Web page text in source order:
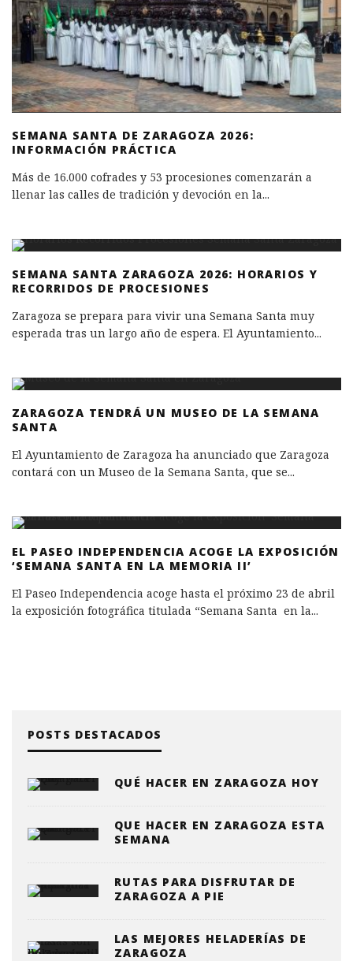
SEMANA SANTA DE ZARAGOZA 2026:
INFORMACIÓN PRÁCTICA
Más de 16.000 cofrades y 53 procesiones comenzarán a
llenar las calles de tradición y devoción en la...
SEMANA SANTA ZARAGOZA 2026: HORARIOS Y
RECORRIDOS DE PROCESIONES
Zaragoza se prepara para vivir una Semana Santa muy
esperada tras un largo año de espera. El Ayuntamiento...
ZARAGOZA TENDRÁ UN MUSEO DE LA SEMANA
SANTA
El Ayuntamiento de Zaragoza ha anunciado que Zaragoza
contará con un Museo de la Semana Santa, que se...
EL PASEO INDEPENDENCIA ACOGE LA EXPOSICIÓN
‘SEMANA SANTA EN LA MEMORIA II’
El Paseo Independencia acoge hasta el próximo 23 de abril
la exposición fotográfica titulada “Semana Santa en la...
POSTS DESTACADOS
QUÉ HACER EN ZARAGOZA HOY
QUE HACER EN ZARAGOZA ESTA
SEMANA
RUTAS PARA DISFRUTAR DE
ZARAGOZA A PIE
LAS MEJORES HELADERÍAS DE
ZARAGOZA